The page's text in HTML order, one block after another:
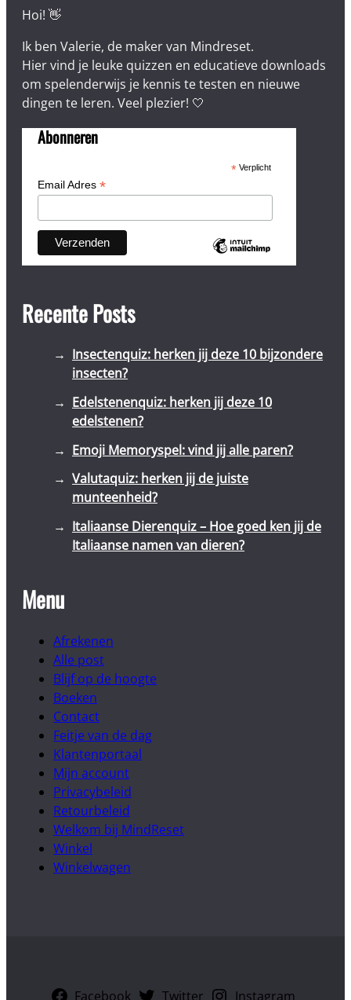
Hoi! 👋
Ik ben Valerie, de maker van Mindreset.
Hier vind je leuke quizzen en educatieve downloads
om spelenderwijs je kennis te testen en nieuwe
dingen te leren. Veel plezier! 🤍
Abonneren
*Verplicht
Email Adres *
Recente Posts
Insectenquiz: herken jij deze 10 bijzondere
insecten?
Edelstenenquiz: herken jij deze 10
edelstenen?
Emoji Memoryspel: vind jij alle paren?
Valutaquiz: herken jij de juiste
munteenheid?
Italiaanse Dierenquiz – Hoe goed ken jij de
Italiaanse namen van dieren?
Menu
Afrekenen
Alle post
Blijf op de hoogte
Boeken
Contact
Feitje van de dag
Klantenportaal
Mijn account
Privacybeleid
Retourbeleid
Welkom bij MindReset
Winkel
Winkelwagen
Facebook Twitter Instagram